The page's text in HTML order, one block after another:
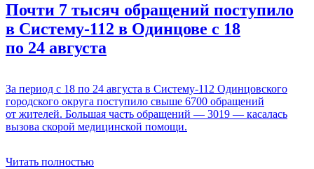
Почти 7 тысяч обращений поступило
в Систему-112 в Одинцове с 18
по 24 августа
За период с 18 по 24 августа в Систему-112 Одинцовского
городского округа поступило свыше 6700 обращений
от жителей. Большая часть обращений — 3019 — касалась
вызова скорой медицинской помощи.
Читать полностью